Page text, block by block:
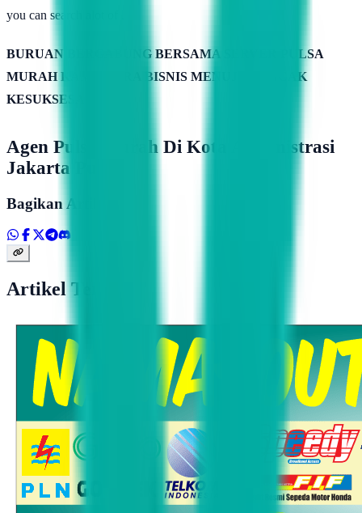
you can search alot of .
BURUAN BERGABUNG BERSAMA SERVER PULSA
MURAH KAMIMITRA BISNIS MENUJU PUNCAK
KESUKSESAN
Agen Pulsa Murah Di Kota Administrasi
Jakarta Pusat
Bagikan Artikel
Artikel Terkait